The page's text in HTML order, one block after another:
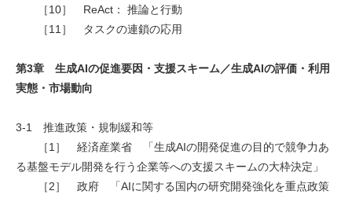
［10］ ReAct： 推論と行動
［11］ タスクの連鎖の応用
第3章 生成AIの促進要因・支援スキーム／生成AIの評価・利用
実態・市場動向
3-1 推進政策・規制緩和等
［1］ 経済産業省 「生成AIの開発促進の目的で競争力あ
る基盤モデル開発を行う企業等への支援スキームの大枠決定」
［2］ 政府 「AIに関する国内の研究開発強化を重点政策